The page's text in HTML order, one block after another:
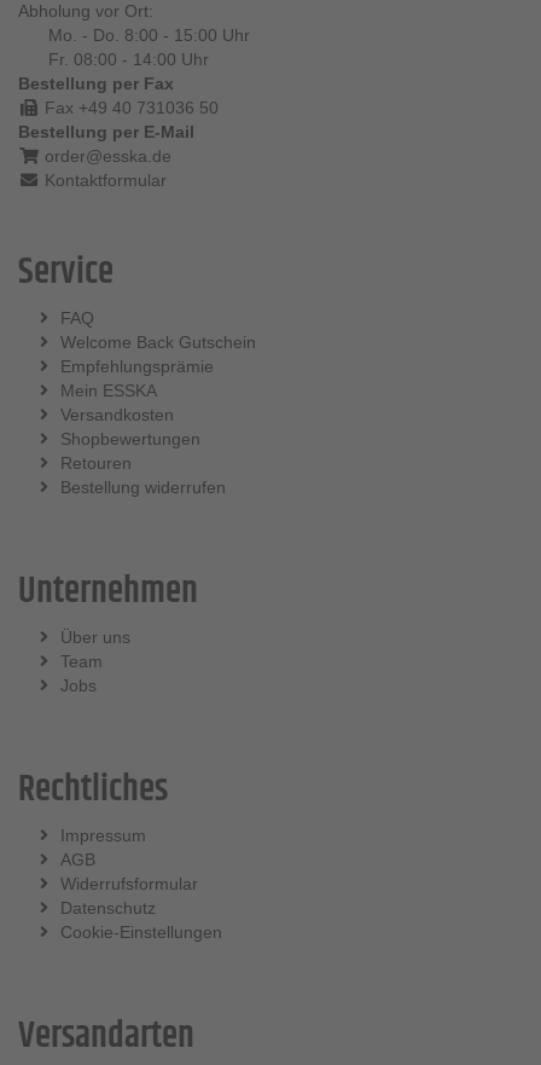
Abholung vor Ort:
Mo. - Do. 8:00 - 15:00 Uhr
Fr. 08:00 - 14:00 Uhr
Bestellung per Fax
Fax +49 40 731036 50
Bestellung per E-Mail
order@esska.de
Kontaktformular
Service
FAQ
Welcome Back Gutschein
Empfehlungsprämie
Mein ESSKA
Versandkosten
Shopbewertungen
Retouren
Bestellung widerrufen
Unternehmen
Über uns
Team
Jobs
Rechtliches
Impressum
AGB
Widerrufsformular
Datenschutz
Cookie-Einstellungen
Versandarten